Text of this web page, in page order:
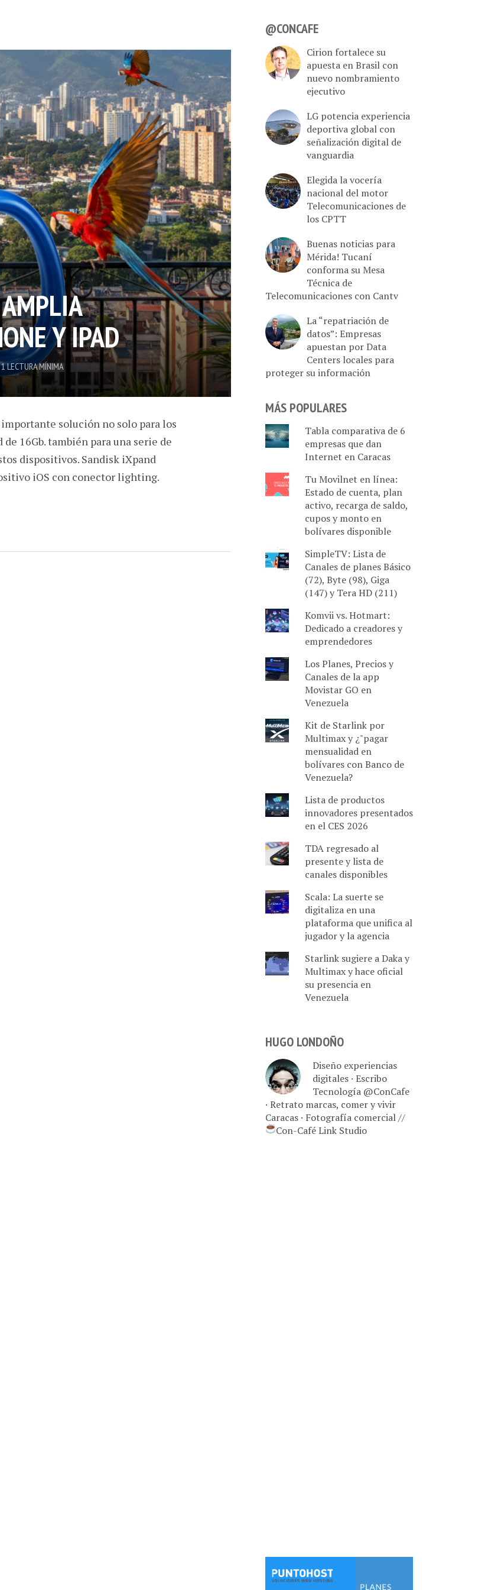
Y IPAD
1 LECTURA MÍNIMA
solución no solo para los
16Gb. también para una serie de
dispositivos. Sandisk iXpand
iOS con conector lighting.
@CONCAFE
Cirion fortalece su
apuesta en Brasil con
nuevo nombramiento
ejecutivo
LG potencia experiencia
deportiva global con
señalización digital de
vanguardia
Elegida la vocería
nacional del motor
Telecomunicaciones de
los CPTT
Buenas noticias para
Mérida! Tucaní
conforma su Mesa
Técnica de
Telecomunicaciones con Cantv
La “repatriación de
datos”: Empresas
apuestan por Data
Centers locales para
proteger su información
MÁS POPULARES
Tabla comparativa de 6
empresas que dan
Internet en Caracas
Tu Movilnet en línea:
Estado de cuenta, plan
activo, recarga de saldo,
cupos y monto en
bolívares disponible
SimpleTV: Lista de
Canales de planes Básico
(72), Byte (98), Giga
(147) y Tera HD (211)
Komvii vs. Hotmart:
Dedicado a creadores y
emprendedores
Los Planes, Precios y
Canales de la app
Movistar GO en
Venezuela
Kit de Starlink por
Multimax y ¿"pagar
mensualidad en
bolívares con Banco de
Venezuela?
Lista de productos
innovadores presentados
en el CES 2026
TDA regresado al
presente y lista de
canales disponibles
Scala: La suerte se
digitaliza en una
plataforma que unifica al
jugador y la agencia
Starlink sugiere a Daka y
Multimax y hace oficial
su presencia en
Venezuela
HUGO LONDOÑO
Diseño experiencias
digitales · Escribo
Tecnología @ConCafe
· Retrato marcas, comer y vivir
Caracas · Fotografía comercial //
Con-Café Link Studio